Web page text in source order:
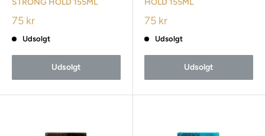
75 kr
Udsolgt
Udsolgt
75 kr
Udsolgt
Udsolgt